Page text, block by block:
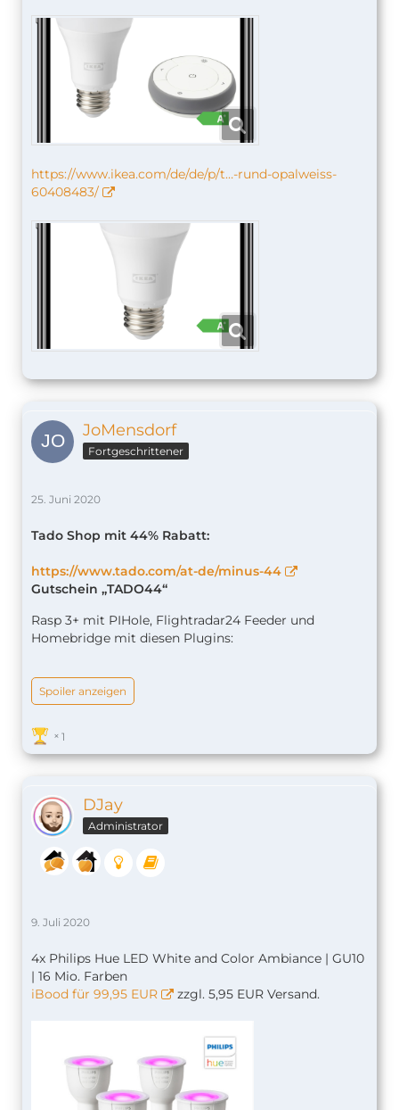
https://www.ikea.com/de/de/p/t…-rund-opalweiss-
60408483/
JoMensdorf
Fortgeschrittener
25. Juni 2020
Tado Shop mit 44% Rabatt:
https://www.tado.com/at-de/minus-44
Gutschein „TADO44“
Rasp 3+ mit PIHole, Flightradar24 Feeder und
Homebridge mit diesen Plugins:
Spoiler anzeigen
1
DJay
Administrator
9. Juli 2020
4x Philips Hue LED White and Color Ambiance | GU10
| 16 Mio. Farben
iBood für 99,95 EUR
zzgl. 5,95 EUR Versand.